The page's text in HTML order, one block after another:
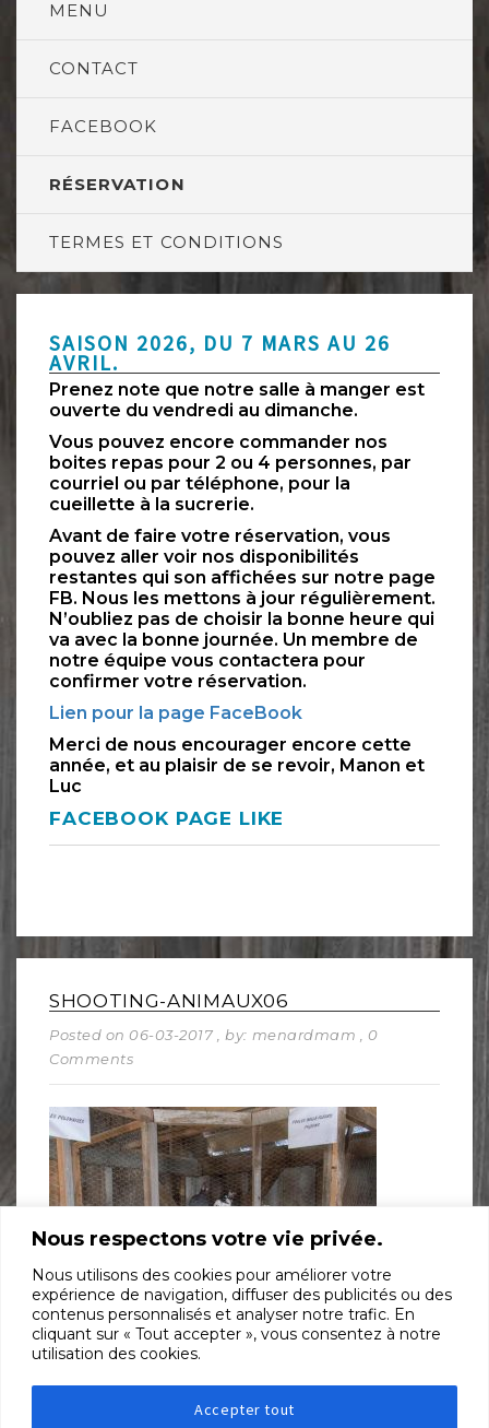
Nous respectons votre vie privée.
Nous utilisons des cookies pour améliorer votre
expérience de navigation, diffuser des publicités ou des
contenus personnalisés et analyser notre trafic. En
cliquant sur « Tout accepter », vous consentez à notre
utilisation des cookies.
Accepter tout
MENU
CONTACT
FACEBOOK
RÉSERVATION
TERMES ET CONDITIONS
SAISON 2026, DU 7 MARS AU 26
AVRIL.
Prenez note que notre salle à manger est
ouverte du vendredi au dimanche.
Vous pouvez encore commander nos
boites repas pour 2 ou 4 personnes, par
courriel ou par téléphone, pour la
cueillette à la sucrerie.
Avant de faire votre réservation, vous
pouvez aller voir nos disponibilités
restantes qui son affichées sur notre page
FB. Nous les mettons à jour régulièrement.
N’oubliez pas de choisir la bonne heure qui
va avec la bonne journée. Un membre de
notre équipe vous contactera pour
confirmer votre réservation.
Lien pour la page FaceBook
Merci de nous encourager encore cette
année, et au plaisir de se revoir, Manon et
Luc
FACEBOOK PAGE LIKE
SHOOTING-ANIMAUX06
Posted on 06-03-2017 , by: menardmam
, 0
Comments
SHARE: